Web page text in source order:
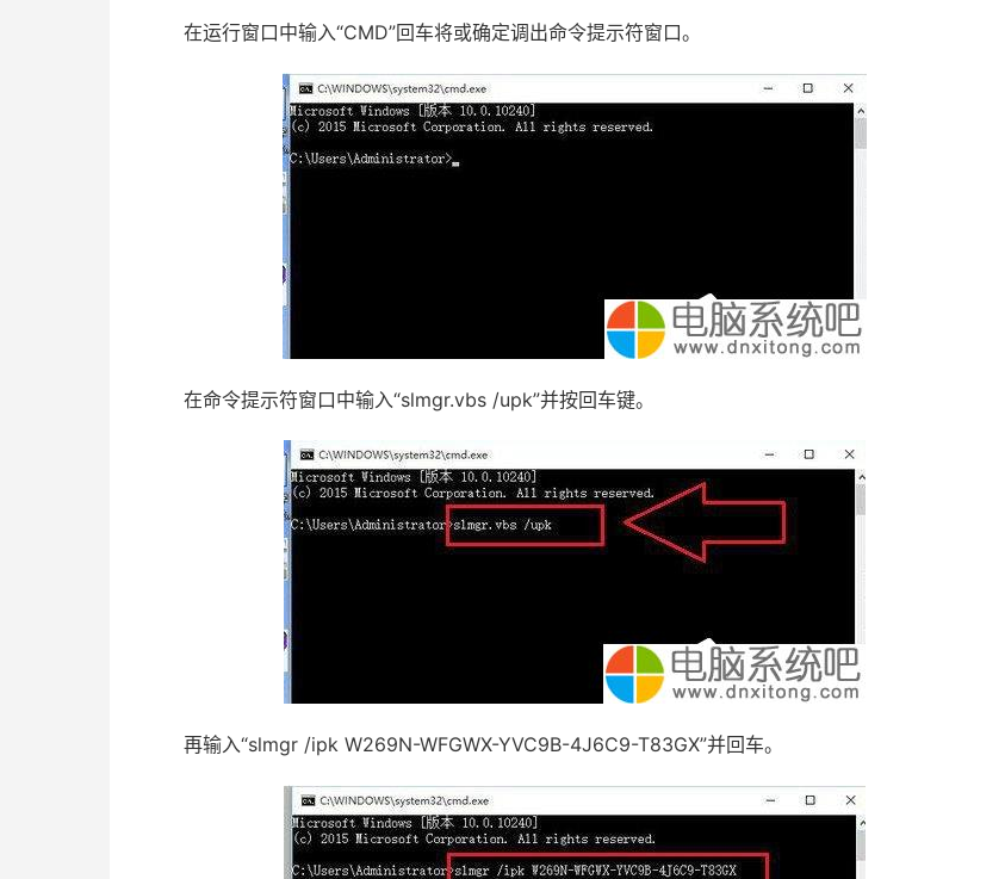
在运行窗口中输入“CMD”回车将或确定调出命令提示符窗口。
在命令提示符窗口中输入“slmgr.vbs /upk”并按回车键。
再输入“slmgr /ipk W269N-WFGWX-YVC9B-4J6C9-T83GX”并回车。